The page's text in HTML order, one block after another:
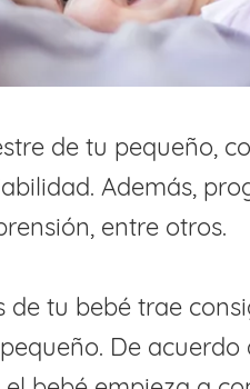
de tu pequeño,
Además,
entre otros.
de tu bebé trae
De acuerdo